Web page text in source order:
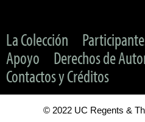
La Colección
Apoyo
Derechos de
Contactos y Créditos
© 2022 UC Regents &